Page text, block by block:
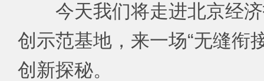
今天我们将走进北京经
创示范基地，来一场“无缝衔
创新探秘。